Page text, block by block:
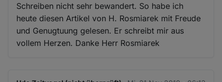
Schreiben nicht sehr bewandert. So habe ich
heute diesen Artikel von H. Rosmiarek mit Freude
und Genugtuung gelesen. Er schreibt mir aus
vollem Herzen. Danke Herr Rosmiarek